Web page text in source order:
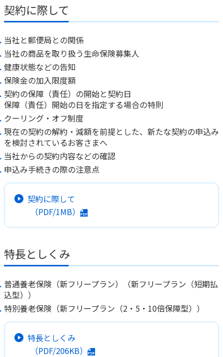
ご契約内容の確認
お客さまに関する情報等の確認の取り組み
各種サービス・お知らせ
かんぽプラチナライフサービス
ご契約のしおり・約款（Web約款）
保険用語集
お問い合わせ
ご契約手続きの流れ
保険料のお払込方法
保険用語集
お問い合わせ
健康情報
かんぽアプリ～かんぽの健康と安心を手のひらに～
すこやか健康ラボ
ラジオ体操・みんなの体操
ラジオ体操ポータルサイト
かんぽブランド
かんぽ生命のサステナビリティ
お客さまの声／お客さまサービス向上の取組み
契約に際して
当社と郵便局との関係
当社の商品を取り扱う生命保険募集人
健康状態などの告知
保険金の加入限度額
契約の保障（責任）の開始と契約日
保障（責任）開始の日を指定する場合の特則
クーリング・オフ制度
現在の契約の解約・減額を前提とした、新たな契約の申込み
を検討されているお客さまへ
当社からの契約内容などの確認
申込み手続きの際の注意点
契約に際して
（PDF/1MB）
特長としくみ
普通養老保険（新フリープラン）（新フリープラン（短期払
込型））
特別養老保険（新フリープラン（2・5・10倍保障型））
特長としくみ
（PDF/206KB）